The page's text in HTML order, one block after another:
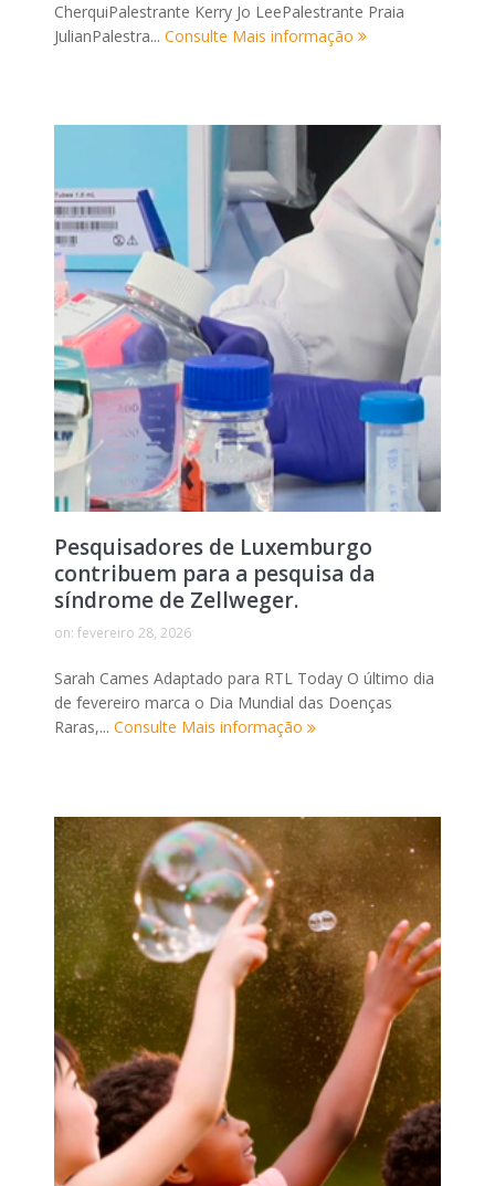
CherquiPalestrante Kerry Jo LeePalestrante Praia
JulianPalestra... Consulte Mais informação
Pesquisadores de Luxemburgo
contribuem para a pesquisa da
síndrome de Zellweger.
on: fevereiro 28, 2026
Sarah Cames Adaptado para RTL Today O último dia
de fevereiro marca o Dia Mundial das Doenças
Raras,... Consulte Mais informação